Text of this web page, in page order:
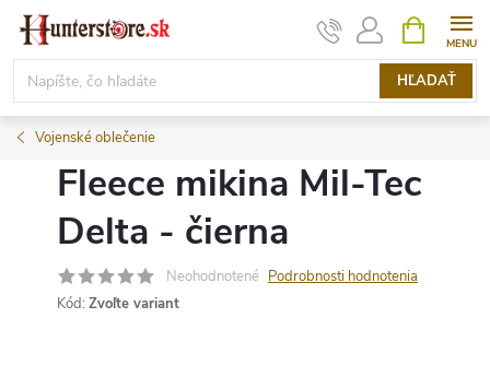
Prejsť
obsah
HĽADAŤ
KOŠÍK
Vojenské oblečenie
Fleece mikina Mil-Tec
Delta - čierna
Neohodnotené Podrobnosti hodnotenia
Kód: Zvoľte variant